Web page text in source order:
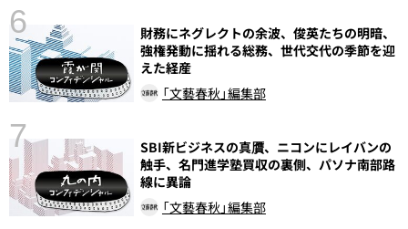
6
財務にネグレクトの余波、俊英たちの明暗、
強権発動に揺れる総務、世代交代の季節を迎
えた経産
「文藝春秋」編集部
7
SBI新ビジネスの真贋、ニコンにレイバンの
触手、名門進学塾買収の裏側、パソナ南部路
線に異論
「文藝春秋」編集部